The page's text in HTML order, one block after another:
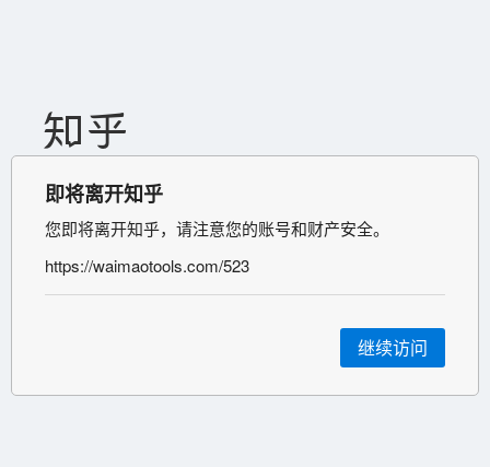
即将离开知乎
您即将离开知乎，请注意您的账号和财产安全。
https://waimaotools.com/523
继续访问